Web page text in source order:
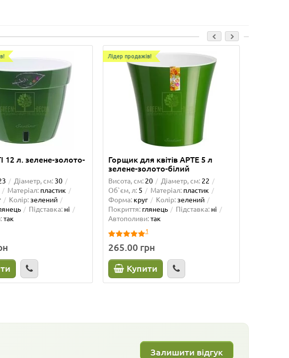
12 л. зелене-золото-
Діаметр, см: 30
Матеріал: пластик
Колір:зелений
Підставка: ні
так
Лідер продажів!
Горщик для квітів АРТЕ 5 л
зелене-золото-білий
Висота, см: 20 Діаметр, см: 22
Об`єм, л: 5 Матеріал: пластик
Форма: круг Колір:зелений
Покриття: глянець Підставка: ні
Автополиви:так
1
265.00 грн
Купити
Залишити відгук